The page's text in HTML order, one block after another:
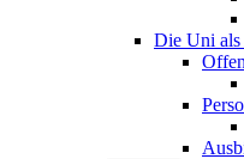
Die Uni als